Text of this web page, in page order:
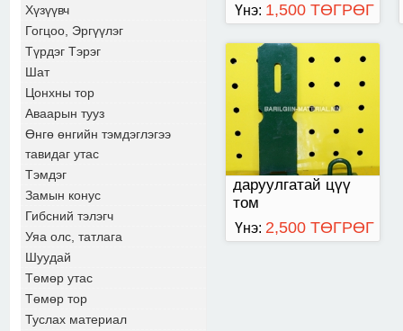
Хүзүүвч
Гогцоо, Эргүүлэг
Түрдэг Тэрэг
Шат
Цонхны тор
Аваарын тууз
Өнгө өнгийн тэмдэглэгээ
тавидаг утас
Тэмдэг
Замын конус
Гибсний тэлэгч
Уяа олс, татлага
Шуудай
Төмөр утас
Төмөр тор
Туслах материал
Үнэ: 1,500 ТӨГРӨГ
даруулгатай цүү
том
Үнэ: 2,500 ТӨГРӨГ